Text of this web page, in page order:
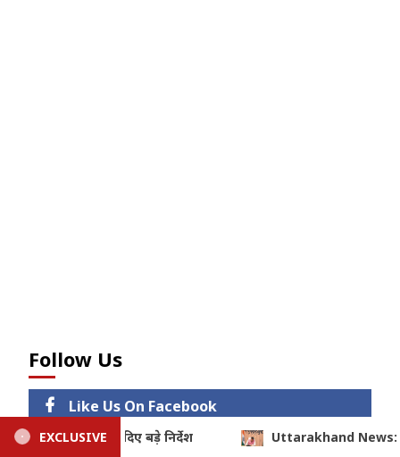
Follow Us
Like Us On Facebook
Follow Us On Twitter
EXCLUSIVE
News: उत्तराखण्ड में विकास को ₹1967 करोड़ की रफ्तार, मुख्यमंत्री